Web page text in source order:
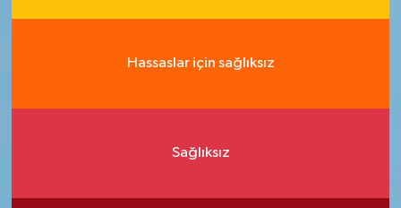
Hassaslar için sağlıksız
Sağlıksız